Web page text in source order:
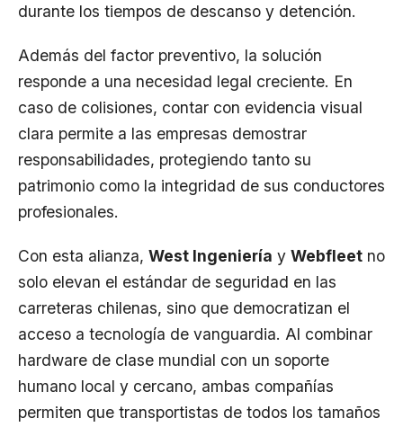
durante los tiempos de descanso y detención.
Además del factor preventivo, la solución
responde a una necesidad legal creciente. En
caso de colisiones, contar con evidencia visual
clara permite a las empresas demostrar
responsabilidades, protegiendo tanto su
patrimonio como la integridad de sus conductores
profesionales.
Con esta alianza, West Ingeniería y Webfleet no
solo elevan el estándar de seguridad en las
carreteras chilenas, sino que democratizan el
acceso a tecnología de vanguardia. Al combinar
hardware de clase mundial con un soporte
humano local y cercano, ambas compañías
permiten que transportistas de todos los tamaños